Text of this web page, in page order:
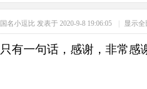
国名小逗比 发表于 2020-9-8 19:06:05 | 显示
只有一句话，感谢，非常感